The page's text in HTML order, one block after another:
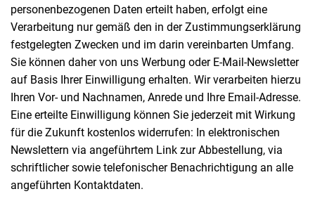
personenbezogenen Daten erteilt haben, erfolgt eine
Verarbeitung nur gemäß den in der Zustimmungserklärung
festgelegten Zwecken und im darin vereinbarten Umfang.
Sie können daher von uns Werbung oder E-Mail-Newsletter
auf Basis Ihrer Einwilligung erhalten. Wir verarbeiten hierzu
Ihren Vor- und Nachnamen, Anrede und Ihre Email-Adresse.
Eine erteilte Einwilligung können Sie jederzeit mit Wirkung
für die Zukunft kostenlos widerrufen: In elektronischen
Newslettern via angeführtem Link zur Abbestellung, via
schriftlicher sowie telefonischer Benachrichtigung an alle
angeführten Kontaktdaten.